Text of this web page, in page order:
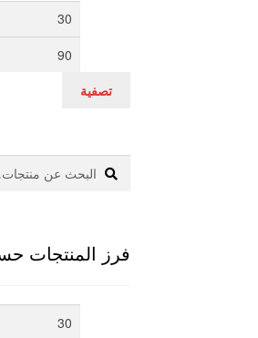
أدنى
تصفية
البحث
عن:
بحث
فرز المنتجات
أدنى